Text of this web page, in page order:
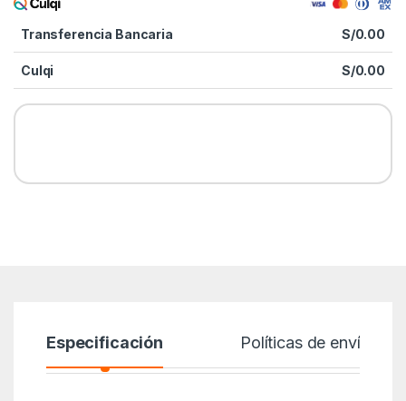
Transferencia Bancaria S/0.00
Culqi S/0.00
Especificación Políticas de envío